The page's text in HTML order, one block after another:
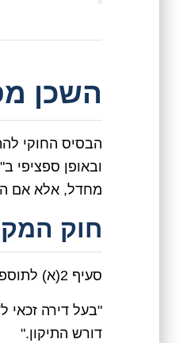
השכן
ובאופן ספציפי
מחדל, אלא אם
חוק
סעיף 2(א) לתוספת הראשונה לחוק (התקנון המצוי) קובע כך:
"בעל דירה זכאי
דורש התיקון."